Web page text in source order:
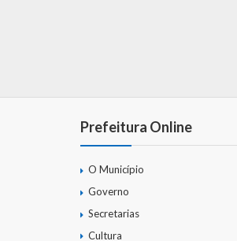
Prefeitura Online
O Município
Governo
Secretarias
Cultura